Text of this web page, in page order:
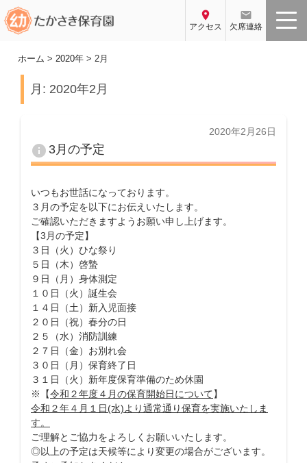
コ
ン
location_on
アクセス
email
欠席連絡
ホーム > 2020年> 2月
月: 2020年2月
投
日:
2020年2月26日
info 3月の予定
いつもお世話になっております。
３月の予定を以下にお伝えいたします。
ご確認いただきますようお願い申し上げます。
【3月の予定】
３日（火）ひな祭り
５日（木）啓蟄
９日（月）身体測定
１０日（火）誕生会
１４日（土）新入児面接
２０日（祝）春分の日
２５（水）消防訓練
２７日（金）お別れ会
３０日（月）保育終了日
３１日（火）新年度保育準備のため休園
※【令和２年度４月の保育開始日について】
令和２年４月１日(水)より通常通り保育を実施いたしま
す。
ご理解とご協力をよろしくお願いいたします。
◎以上の予定は天候等により変更の場合がございます。